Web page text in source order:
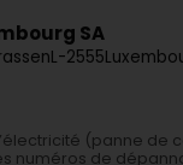
SA
L-2555
(panne de
numéros de